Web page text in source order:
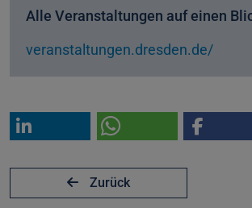
Alle Veranstaltungen auf einen
veranstaltungen.dresden.de/
Zurück